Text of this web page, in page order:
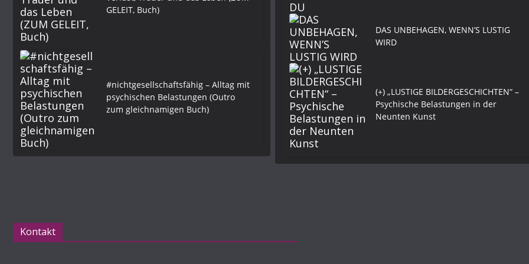
GELEIT, Buch)
#nichtgesellschaftsfähig – Alltag mit
psychischen Belastungen (Outro
zum gleichnamigen Buch)
DAS UNBEHAGEN, WENN’S LUSTIG
WIRD
(+) „LUSTIGE BILDERGESCHICHTEN“ –
Psychische Belastungen in der
Neunten Kunst
Kontakt